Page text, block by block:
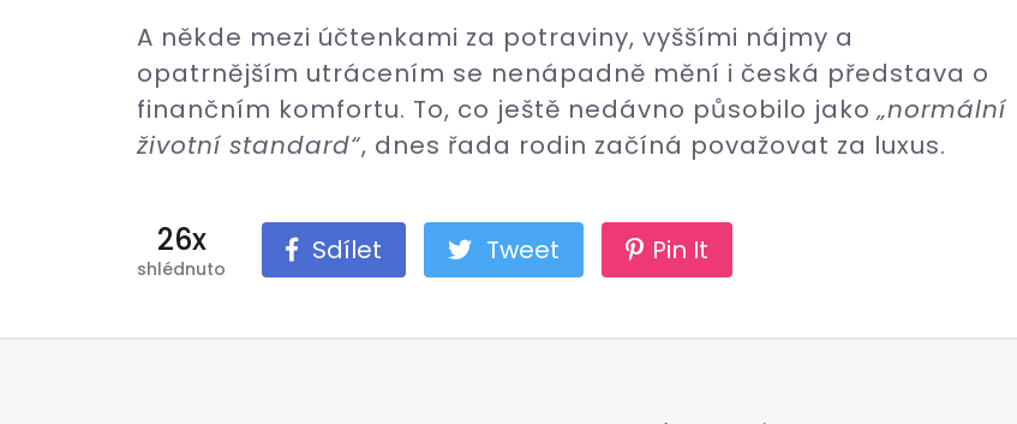
A někde mezi účtenkami za potraviny, vyššími nájmy a
opatrnějším utrácením se nenápadně mění i česká představa o
finančním komfortu. To, co ještě nedávno působilo jako„normální
životní standard“, dnes řada rodin začíná považovat za luxus.
26x
shlédnuto
Sdílet Tweet Pin It